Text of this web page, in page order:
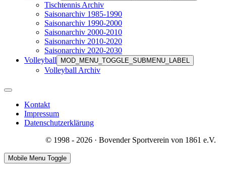
Tischtennis Archiv
Saisonarchiv 1985-1990
Saisonarchiv 1990-2000
Saisonarchiv 2000-2010
Saisonarchiv 2010-2020
Saisonarchiv 2020-2030
Volleyball
MOD_MENU_TOGGLE_SUBMENU_LABEL
Volleyball Archiv
Kontakt
Impressum
Datenschutzerklärung
© 1998 - 2026 · Bovender Sportverein von 1861 e.V.
Mobile Menu Toggle